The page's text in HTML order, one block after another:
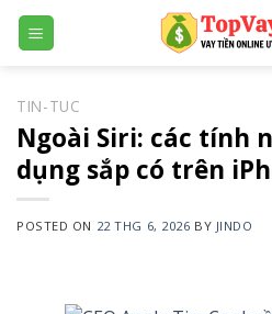
Skip
TIN-TUC
Ngoài Siri: các tính
dụng sắp có trên
POSTED ON 22 THG 6, 2026 BY JINDO